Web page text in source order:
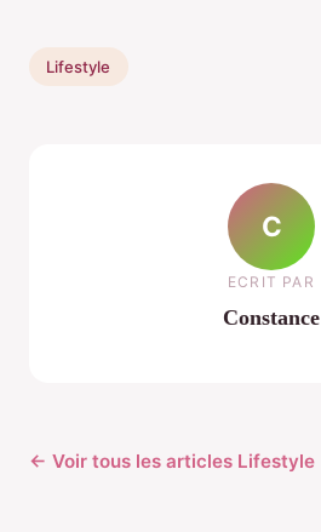
Lifestyle
C
ECRIT PAR
Constance
← Voir tous les articles Lifestyle